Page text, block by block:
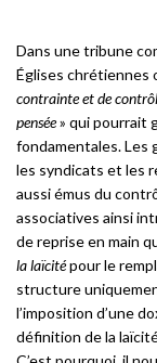
Dans une tribune
Églises chrétiennes
contrainte et de
pensée» qui pourrait
fondamentales. Les
les syndicats et les
aussi émus du
associatives ainsi
de reprise en main
la laïcitépour le
structure
l’imposition d’une
définition de la